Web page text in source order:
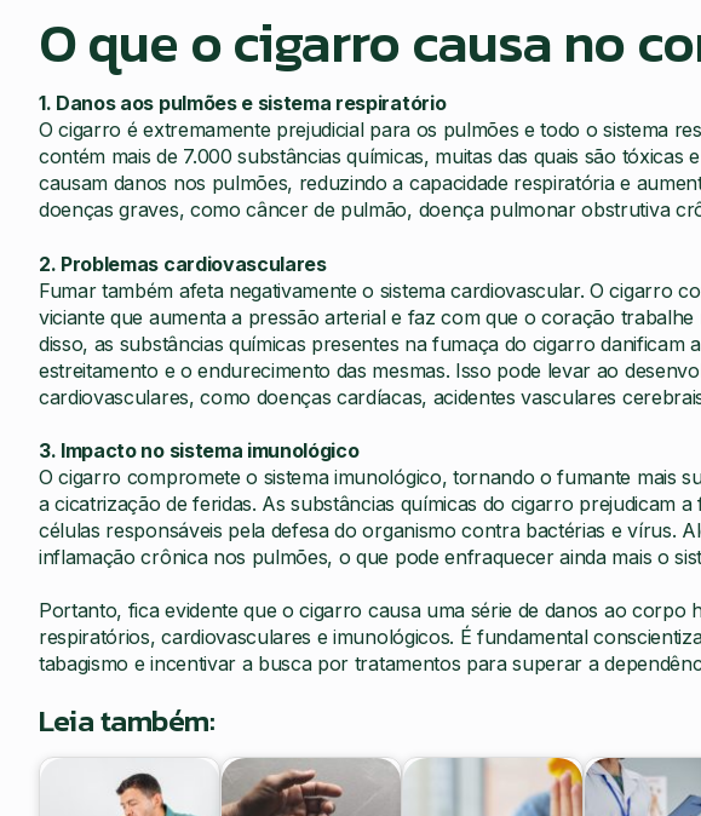
O que o cigarro causa no
1. Danos aos pulmões e sistema respiratório
O cigarro é extremamente prejudicial para os pulmões e todo o sistema
contém mais de 7.000 substâncias químicas, muitas das quais são tóxicas
causam danos nos pulmões, reduzindo a capacidade respiratória e
doenças graves, como câncer de pulmão, doença pulmonar obstrutiva
2. Problemas cardiovasculares
Fumar também afeta negativamente o sistema cardiovascular. O cigarro
viciante que aumenta a pressão arterial e faz com que o coração
disso, as substâncias químicas presentes na fumaça do cigarro danificam
estreitamento e o endurecimento das mesmas. Isso pode levar ao
cardiovasculares, como doenças cardíacas, acidentes vasculares
3. Impacto no sistema imunológico
O cigarro compromete o sistema imunológico, tornando o fumante mais
a cicatrização de feridas. As substâncias químicas do cigarro prejudicam
células responsáveis pela defesa do organismo contra bactérias e vírus.
inflamação crônica nos pulmões, o que pode enfraquecer ainda mais o
Portanto, fica evidente que o cigarro causa uma série de danos ao corpo
respiratórios, cardiovasculares e imunológicos. É fundamental
tabagismo e incentivar a busca por tratamentos para superar a
Leia também: